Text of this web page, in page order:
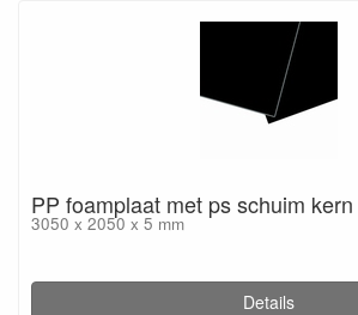
PP foamplaat met ps schuim
3050 x 2050 x 5 mm
Details